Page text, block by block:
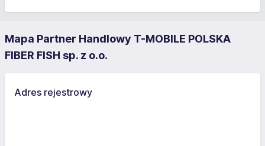
Mapa Partner Handlowy T-MOBILE POLSKA
FIBER FISH sp. z o.o.
Adres rejestrowy